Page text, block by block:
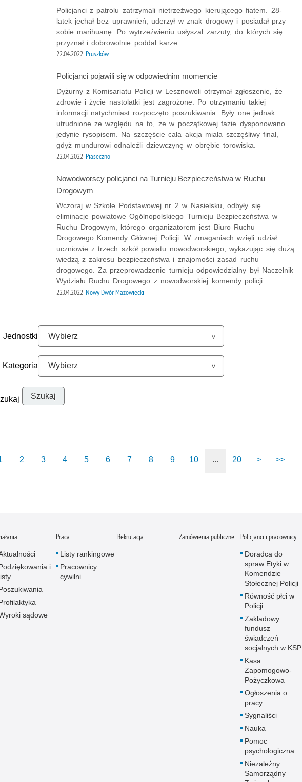
Policjanci z patrolu zatrzymali nietrzeźwego kierującego fiatem. 28-
latek jechał bez uprawnień, uderzył w znak drogowy i posiadał przy
sobie marihuanę. Po wytrzeźwieniu usłyszał zarzuty, do których się
przyznał i dobrowolnie poddał karze.
22.04.2022 Pruszków
Policjanci pojawili się w odpowiednim momencie
Dyżurny z Komisariatu Policji w Lesznowoli otrzymał zgłoszenie, że
zdrowie i życie nastolatki jest zagrożone. Po otrzymaniu takiej
informacji natychmiast rozpoczęto poszukiwania. Były one jednak
utrudnione ze względu na to, że w początkowej fazie dysponowano
jedynie rysopisem. Na szczęście cała akcja miała szczęśliwy finał,
gdyż mundurowi odnaleźli dziewczynę w obrębie torowiska.
22.04.2022 Piaseczno
Nowodworscy policjanci na Turnieju Bezpieczeństwa w Ruchu
Drogowym
Wczoraj w Szkole Podstawowej nr 2 w Nasielsku, odbyły się
eliminacje powiatowe Ogólnopolskiego Turnieju Bezpieczeństwa w
Ruchu Drogowym, którego organizatorem jest Biuro Ruchu
Drogowego Komendy Głównej Policji. W zmaganiach wzięli udział
uczniowie z trzech szkół powiatu nowodworskiego, wykazując się dużą
wiedzą z zakresu bezpieczeństwa i znajomości zasad ruchu
drogowego. Za przeprowadzenie turnieju odpowiedzialny był Naczelnik
Wydziału Ruchu Drogowego z nowodworskiej komendy policji.
22.04.2022 Nowy Dwór Mazowiecki
Jednostki
Kategoria
w archiwum
2 3 4 5 6 7 8 9 10 ... 20 > >>
i
sądowe
Praca
Listy rankingowe
Pracownicy
cywilni
Rekrutacja Zamówienia publiczne Policjanci i pracownicy
Doradca do
spraw Etyki w
Komendzie
Stołecznej Policji
Równość płci w
Policji
Zakładowy
fundusz
świadczeń
socjalnych w KSP
Kasa
Zapomogowo-
Pożyczkowa
Ogłoszenia o
pracy
Sygnaliści
Nauka
Pomoc
psychologiczna
Niezależny
Samorządny